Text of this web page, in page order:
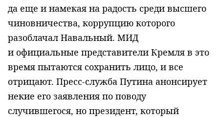
да еще и намекая на радость среди высшего
чиновничества, коррупцию которого
разоблачал Навальный. МИД
и официальные представители Кремля в это
время пытаются сохранить лицо, и все
отрицают. Пресс-служба Путина анонсирует
некие его заявления по поводу
случившегося, но президент, который